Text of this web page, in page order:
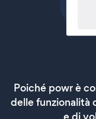
Poiché powr è
delle funzionalità